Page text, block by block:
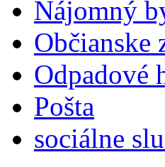
Nájomný
Občianske
Odpadové
Pošta
sociálne